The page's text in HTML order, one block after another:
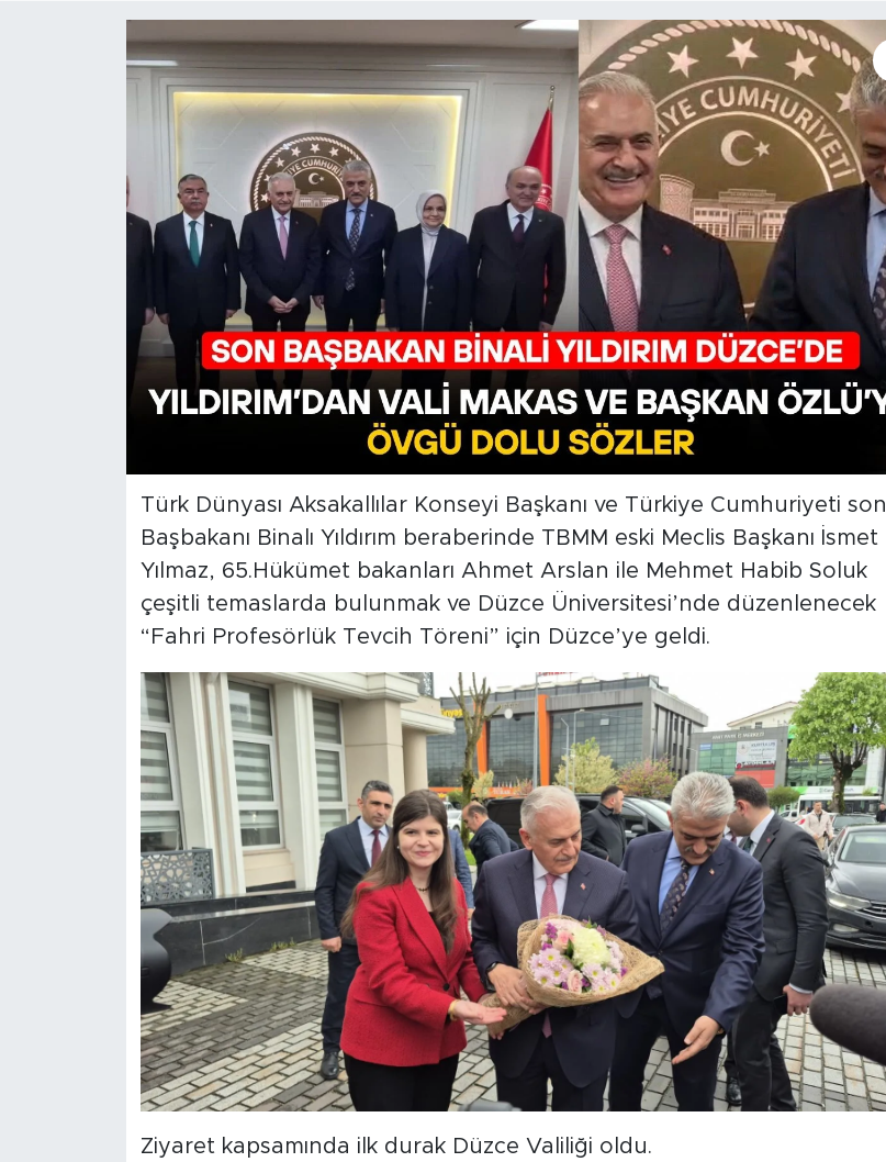
Türk Dünyası Aksakallılar Konseyi Başkanı ve Türkiye Cumhuriyeti son
Başbakanı Binalı Yıldırım beraberinde TBMM eski Meclis Başkanı İsmet
Yılmaz, 65.Hükümet bakanları Ahmet Arslan ile Mehmet Habib Soluk
çeşitli temaslarda bulunmak ve Düzce Üniversitesi’nde düzenlenecek
“Fahri Profesörlük Tevcih Töreni” için Düzce’ye geldi.
Ziyaret kapsamında ilk durak Düzce Valiliği oldu.